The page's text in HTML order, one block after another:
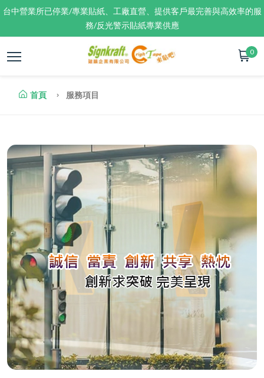
台中營業所已停業/專業貼紙、工廠直營、提供客戶最完善與高效率的服
務/反光警示貼紙專業供應
0
首頁 服務項目